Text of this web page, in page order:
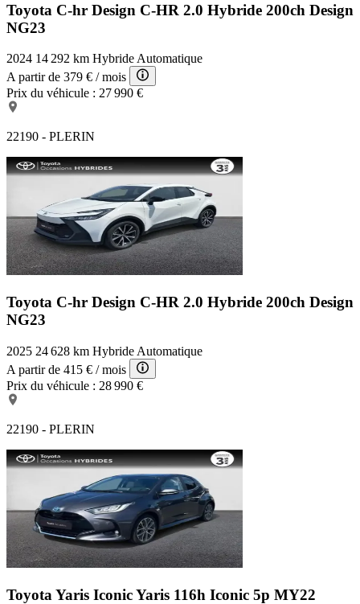
Toyota C-hr Design C-HR 2.0 Hybride 200ch Design
NG23
2024 14 292 km HybrideAutomatique
A partir de 379 € / mois
Prix du véhicule : 27 990 €
22190 - PLERIN
Toyota C-hr Design C-HR 2.0 Hybride 200ch Design
NG23
2025 24 628 km Hybride Automatique
A partir de 415 € / mois
Prix du véhicule : 28 990 €
22190 - PLERIN
Toyota Yaris IconicYaris 116h Iconic 5p MY22